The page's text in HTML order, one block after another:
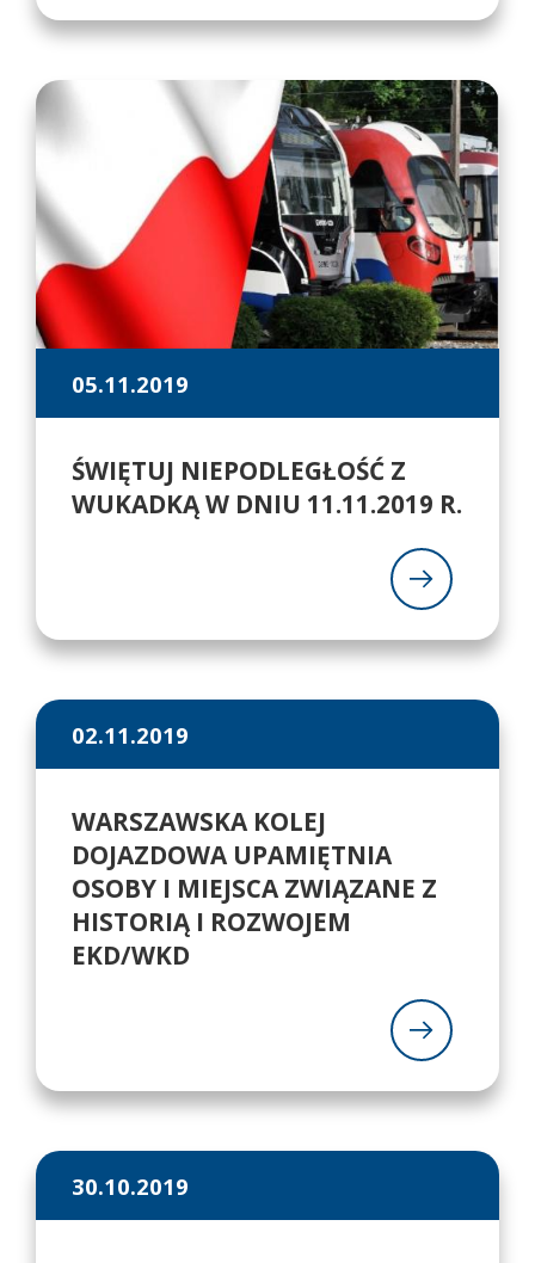
05.11.2019
ŚWIĘTUJ NIEPODLEGŁOŚĆ Z
WUKADKĄ W DNIU 11.11.2019 R.
02.11.2019
WARSZAWSKA KOLEJ
DOJAZDOWA UPAMIĘTNIA
OSOBY I MIEJSCA ZWIĄZANE Z
HISTORIĄ I ROZWOJEM
EKD/WKD
30.10.2019